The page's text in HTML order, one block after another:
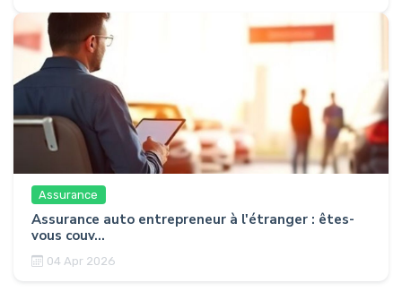
Assurance
Assurance auto entrepreneur à l'étranger : êtes-
vous couv...
04 Apr 2026